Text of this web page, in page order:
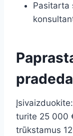
Pasitarta
turite 25 000
trūkstamus